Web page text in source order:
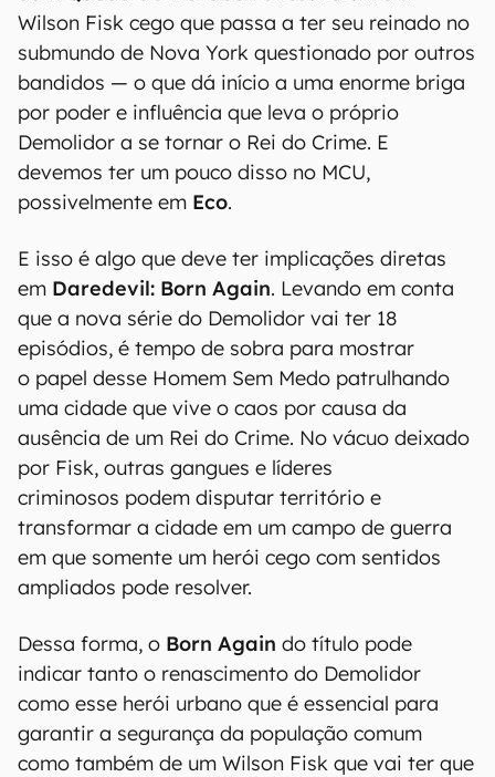
Wilson Fisk cego que passa a ter seu reinado no
submundo de Nova York questionado por outros
bandidos — o que dá início a uma enorme briga
por poder e influência que leva o próprio
Demolidor a se tornar o Rei do Crime. E
devemos ter um pouco disso no MCU,
possivelmente em Eco.
E isso é algo que deve ter implicações diretas
em Daredevil: Born Again. Levando em conta
que a nova série do Demolidor vai ter 18
episódios, é tempo de sobra para mostrar
o papel desse Homem Sem Medo patrulhando
uma cidade que vive o caos por causa da
ausência de um Rei do Crime. No vácuo deixado
por Fisk, outras gangues e líderes
criminosos podem disputar território e
transformar a cidade em um campo de guerra
em que somente um herói cego com sentidos
ampliados pode resolver.
Dessa forma, o Born Again do título pode
indicar tanto o renascimento do Demolidor
como esse herói urbano que é essencial para
garantir a segurança da população comum
como também de um Wilson Fisk que vai ter que